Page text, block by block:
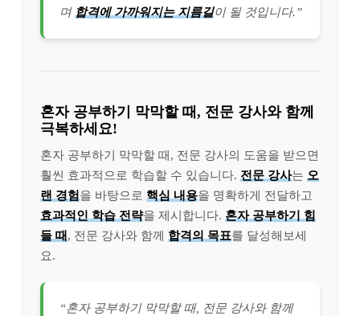
며 합격에 가까워지는 지름길이 될 것입니다.”
혼자 공부하기 막막할 때, 전문 강사와 함께
극복하세요!
혼자 공부하기 막막할 때, 전문 강사의 도움을 받으면
훨씬 효과적으로 학습할 수 있습니다. 전문 강사는 오
랜 경험을 바탕으로 핵심 내용을 명확하게 전달하고
효과적인 학습 전략을 제시합니다. 혼자 공부하기 힘
들 때 , 전문 강사와 함께 합격의 목표를 달성해보세
요.
“혼자 공부하기 막막할 때, 전문 강사와 함께